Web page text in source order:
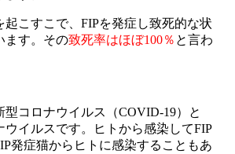
起こすこで、FIPを発症し致死的な状
ます。その致死率はほぼ100％ と言わ
型コロナウイルス（COVID-19）と
ウイルスです。ヒトから感染してFIP
発症猫からヒトに感染することもあ